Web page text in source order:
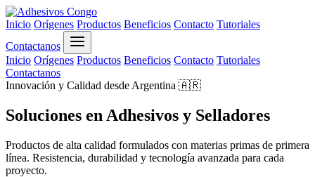
Inicio Orígenes Productos Beneficios Contacto Tutoriales
Contactanos
Inicio Orígenes Productos Beneficios Contacto Tutoriales
Contactanos
Innovación y Calidad desde Argentina 🇦🇷
Soluciones en Adhesivos y Selladores
Productos de alta calidad formulados con materias primas de primera
línea. Resistencia, durabilidad y tecnología avanzada para cada
proyecto.